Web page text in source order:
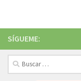
SÍGUEME:
Buscar: